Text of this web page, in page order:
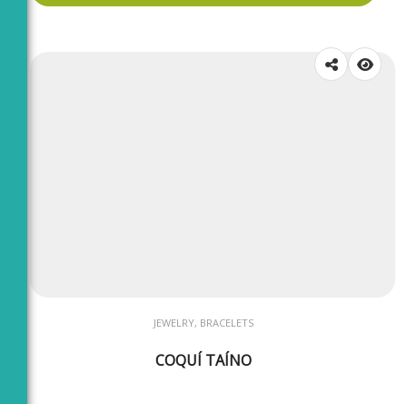
JEWELRY, BRACELETS
COQUÍ TAÍNO